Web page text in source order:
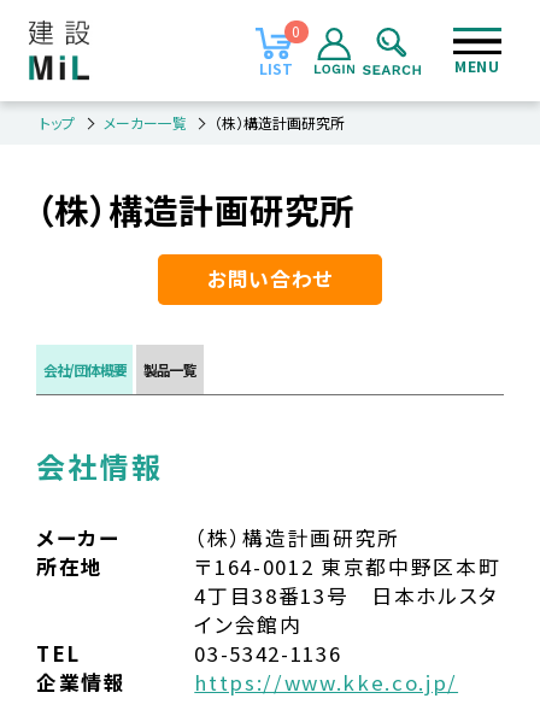
LIST
0
MENU
トップ メーカー一覧 （株）構造計画研究所
（株）構造計画研究所
お問い合わせ
会社/団体概要 製品一覧
会社情報
メーカー
（株）構造計画研究所
所在地
〒164-0012 東京都中野区本町
4丁目38番13号 日本ホルスタ
イン会館内
TEL
03-5342-1136
企業情報
https://www.kke.co.jp/